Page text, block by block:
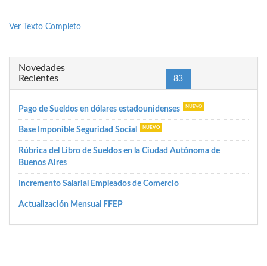
Ver Texto Completo
83(current)
Novedades
Recientes
Pago de Sueldos en dólares estadounidenses
Base Imponible Seguridad Social
Rúbrica del Libro de Sueldos en la Ciudad Autónoma de
Buenos Aires
Incremento Salarial Empleados de Comercio
Actualización Mensual FFEP